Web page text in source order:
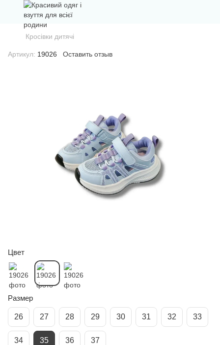
Кросівки дитячі
Артикул: 19026 Оставить отзыв
Цвет
Размер
26 27 28 29 30 31 32 33
34 35 36 37